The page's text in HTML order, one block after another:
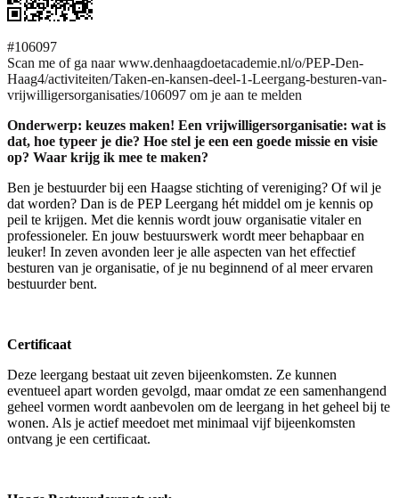
#106097
Scan me of ga naar www.denhaagdoetacademie.nl/o/PEP-Den-
Haag4/activiteiten/Taken-en-kansen-deel-1-Leergang-besturen-van-
vrijwilligersorganisaties/106097 om je aan te melden
Onderwerp: keuzes maken! Een vrijwilligersorganisatie: wat is
dat, hoe typeer je die? Hoe stel je een een goede missie en visie
op? Waar krijg ik mee te maken?
Ben je bestuurder bij een Haagse stichting of vereniging? Of wil je
dat worden? Dan is de PEP Leergang hét middel om je kennis op
peil te krijgen. Met die kennis wordt jouw organisatie vitaler en
professioneler. En jouw bestuurswerk wordt meer behapbaar en
leuker! In zeven avonden leer je alle aspecten van het effectief
besturen van je organisatie, of je nu beginnend of al meer ervaren
bestuurder bent.
Certificaat
Deze leergang bestaat uit zeven bijeenkomsten. Ze kunnen
eventueel apart worden gevolgd, maar omdat ze een samenhangend
geheel vormen wordt aanbevolen om de leergang in het geheel bij te
wonen. Als je actief meedoet met minimaal vijf bijeenkomsten
ontvang je een certificaat.